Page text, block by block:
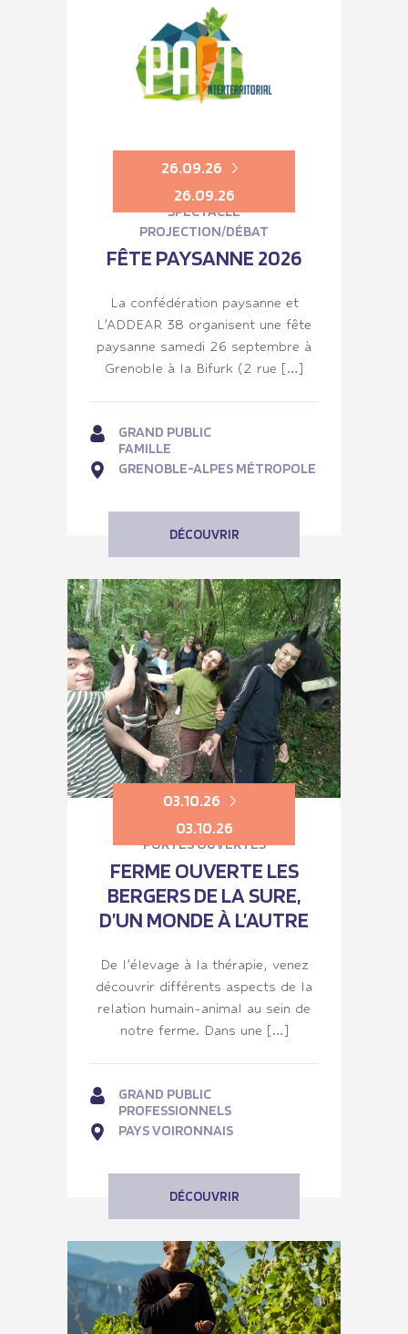
26.09.26
26.09.26
SPECTACLE
PROJECTION/DÉBAT
FÊTE PAYSANNE 2026
La confédération paysanne et
L’ADDEAR 38 organisent une fête
paysanne samedi 26 septembre à
Grenoble à la Bifurk (2 rue […]
GRAND PUBLIC
FAMILLE
GRENOBLE-ALPES MÉTROPOLE
DÉCOUVRIR
03.10.26
03.10.26
PORTES OUVERTES
FERME OUVERTE LES
BERGERS DE LA SURE,
D’UN MONDE À L’AUTRE
De l’élevage à la thérapie, venez
découvrir différents aspects de la
relation humain-animal au sein de
notre ferme. Dans une […]
GRAND PUBLIC
PROFESSIONNELS
PAYS VOIRONNAIS
DÉCOUVRIR